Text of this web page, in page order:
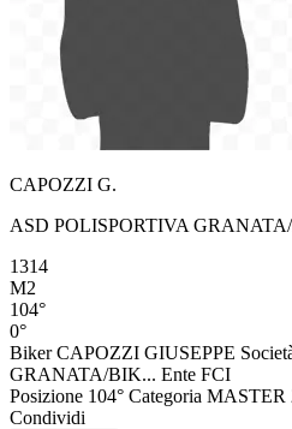
CAPOZZI G.
ASD POLISPORTIVA
1314
M2
104°
0°
Biker CAPOZZI GIUSEPPE
GRANATA/BIK... Ente FCI
Posizione 104° Categoria MASTER
Condividi